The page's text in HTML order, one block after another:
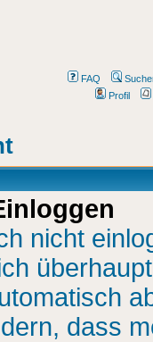
FAQ
Profil
nicht
dass